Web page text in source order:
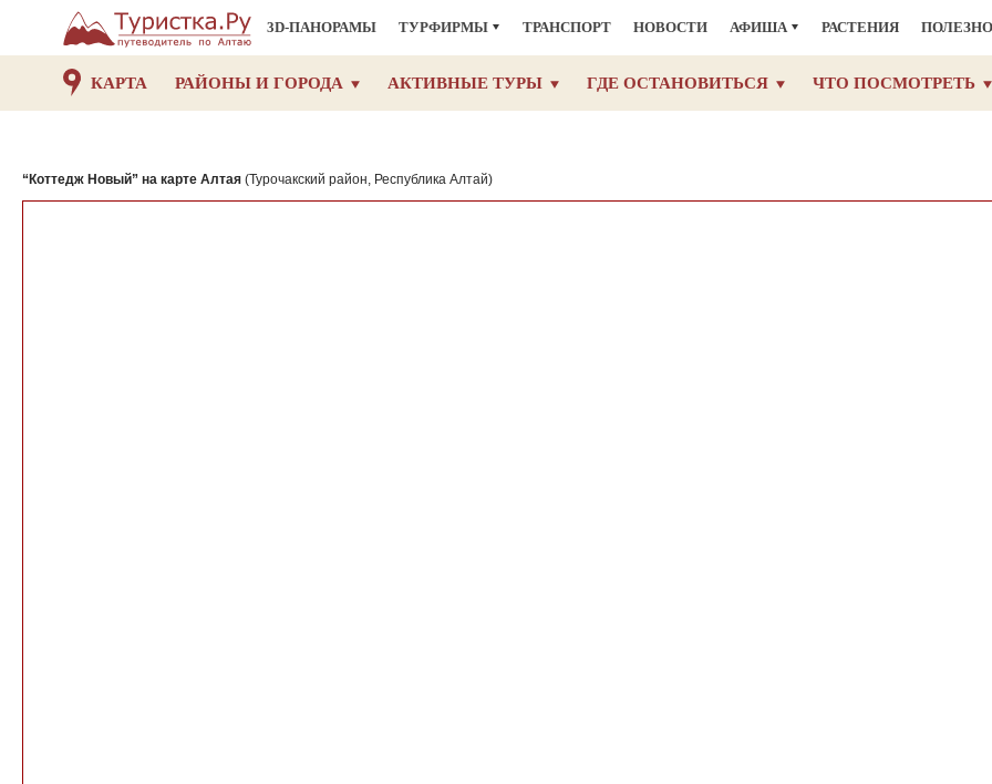
3D-ПАНОРАМЫ ТУРФИРМЫ ТРАНСПОРТ НОВОСТИ АФИША РАСТЕНИЯ
КАРТА РАЙОНЫ И ГОРОДА АКТИВНЫЕ ТУРЫ ГДЕ ОСТАНОВИТЬСЯ ЧТО ПОСМОТРЕТЬ
“Коттедж Новый” на карте Алтая (Турочакский район, Республика Алтай)